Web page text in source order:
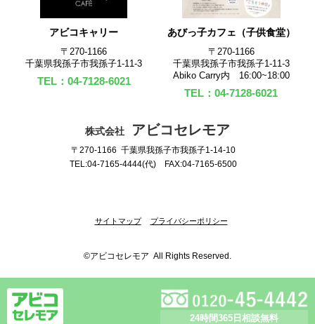
アビコキャリー
〒270‐1166
千葉県我孫子市我孫子1-11-3
TEL：04-7128-6021
あびっ子カフェ（子供食堂）
〒270‐1166
千葉県我孫子市我孫子1-11-3
Abiko Carry内 16:00~18:00
TEL：04-7128-6021
株式会社 アビコセレモア
〒270-1166 千葉県我孫子市我孫子1-14-10
TEL:04-7165-4444(代) FAX:04-7165-6500
サイトマップ プライバシーポリシー
©アビコセレモア All Rights Reserved.
24時間365日相談無料